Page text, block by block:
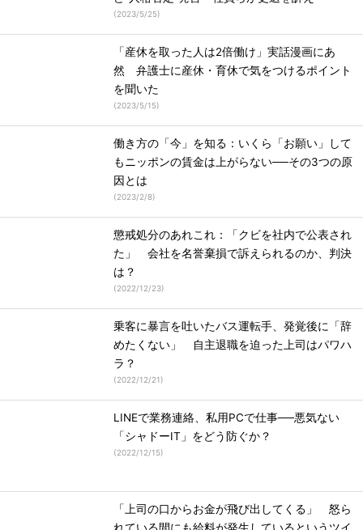
(2023/5/25)
「産休を取った人は2倍働け」実話漫画にあ
然 弁護士に産休・育休で気をつけるポイント
を聞いた
(2023/5/15)
働き方の「今」を知る：いくら「お願い」して
もニッポンの賃金は上がらない──その3つの原
因とは
(2023/2/8)
懲戒処分のあれこれ：「クビを社内で公表され
た」 会社を名誉棄損で訴えられるのか、判決
は？
(2022/12/23)
乗客に暴言を吐いたバス運転手、発覚後に「辞
めたくない」 自主退職を迫った上司はパワハ
ラ？
(2022/12/21)
LINEで業務連絡、私用PCで仕事──悪気ない
「シャドーIT」をどう防ぐか？
(2022/12/15)
「上司の口からお金が飛び出してくる」 怒ら